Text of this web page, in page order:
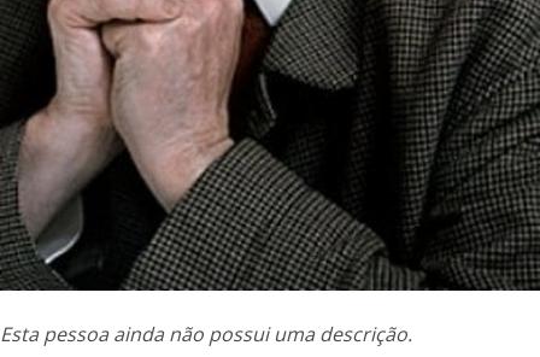
Esta pessoa ainda não possui uma descrição.